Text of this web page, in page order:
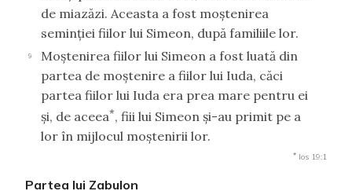
de miazăzi. Aceasta a fost moştenirea
seminţiei fiilor lui Simeon, după familiile lor.
9
Moştenirea fiilor lui Simeon a fost luată din
partea de moştenire a fiilor lui Iuda, căci
partea fiilor lui Iuda era prea mare pentru ei
şi, de aceea*, fiii lui Simeon şi-au primit pe a
lor în mijlocul moştenirii lor.
* Ios 19:1
Partea lui Zabulon